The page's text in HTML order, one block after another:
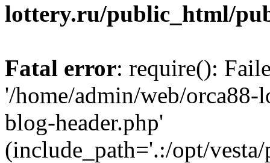
lottery.ru/public_html/
Fatal error: require():
'/home/admin/web/
blog-header.php'
(include_path='.:/opt/